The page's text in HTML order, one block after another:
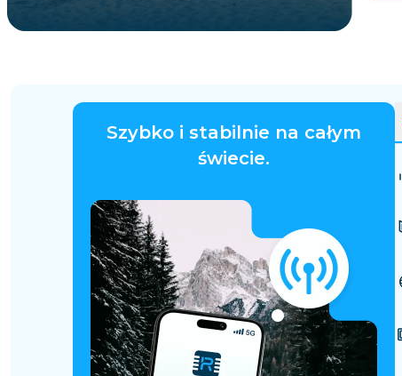
Szybko i stabilnie na całym
świecie.